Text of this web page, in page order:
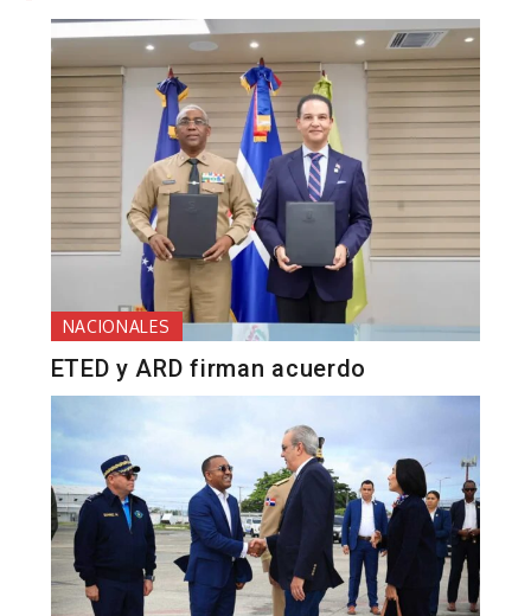
NACIONALES
ETED y ARD firman acuerdo